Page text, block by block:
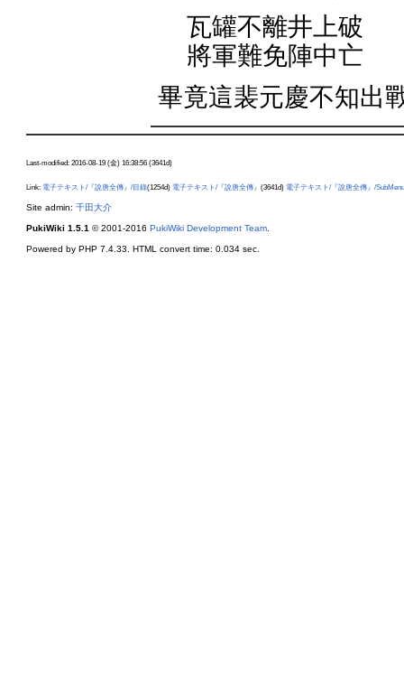
瓦罐不離井上破
將軍難免陣中亡
畢竟這裴元慶不知出
Last-modified: 2016-08-19 (金) 16:38:56 (3641d)
Link: 電子テキスト/『說唐全傳』/目錄(1254d) 電子テキスト/『說唐全傳』 (3641d) 電子テキスト/『說唐全傳』/SubMenu
Site admin: 千田大介
PukiWiki 1.5.1 © 2001-2016 PukiWiki Development Team
Powered by PHP 7.4.33. HTML convert time: 0.034 sec.